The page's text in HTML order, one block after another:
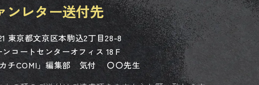
ンレター送付先
東京都文京区本駒込2丁目28-8
コートセンターオフィス 18Ｆ
チCOMI」編集部 気付 〇〇先生